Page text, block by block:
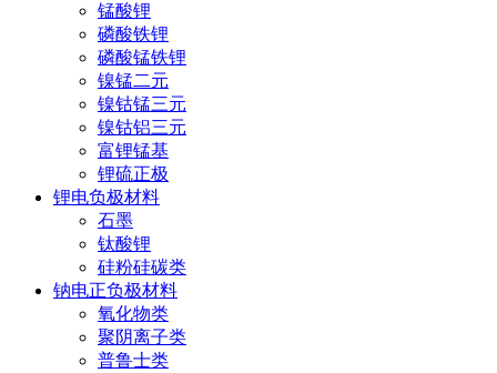
锰酸锂
磷酸铁锂
磷酸锰铁锂
镍锰二元
镍钴锰三元
镍钴铝三元
富锂锰基
锂硫正极
锂电负极材料
石墨
钛酸锂
硅粉硅碳类
钠电正负极材料
氧化物类
聚阴离子类
普鲁士类